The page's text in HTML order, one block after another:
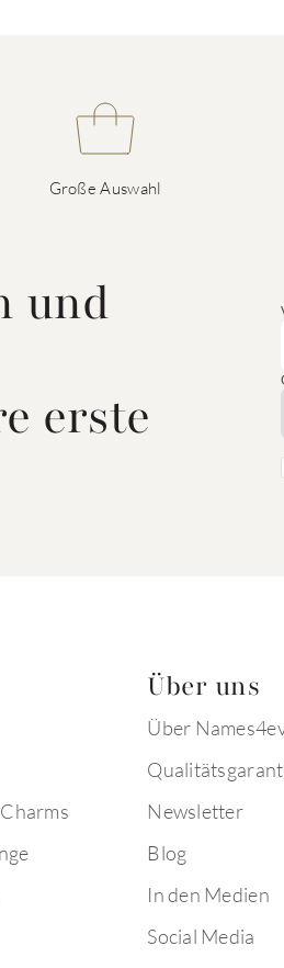
Große Auswahl
und
erste
Über uns
Über
Newsletter
Blog
In den Medien
Social Media